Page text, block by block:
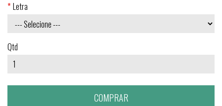
Letra
Qtd
COMPRAR